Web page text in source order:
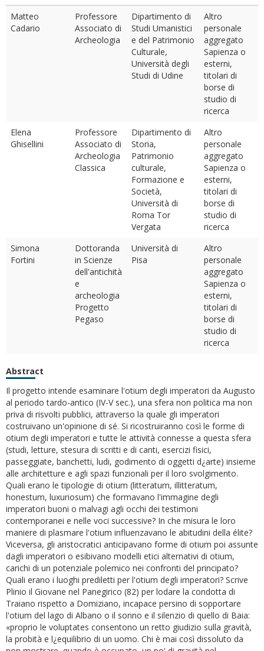
Matteo
Cadario
Professore
Associato di
Archeologia
Dipartimento di
Studi Umanistici
e del Patrimonio
Culturale,
Università degli
Studi di Udine
Altro
personale
aggregato
Sapienza o
esterni,
titolari di
borse di
studio di
ricerca
Elena
Ghisellini
Professore
Associato di
Archeologia
Classica
Dipartimento di
Storia,
Patrimonio
culturale,
Formazione e
Società,
Università di
Roma Tor
Vergata
Altro
personale
aggregato
Sapienza o
esterni,
titolari di
borse di
studio di
ricerca
Simona
Fortini
Dottoranda
in Scienze
dell'antichità
e
archeologia
Progetto
Pegaso
Università di
Pisa
Altro
personale
aggregato
Sapienza o
esterni,
titolari di
borse di
studio di
ricerca
Abstract
Il progetto intende esaminare l'otium degli imperatori da Augusto
al periodo tardo-antico (IV-V sec.), una sfera non politica ma non
priva di risvolti pubblici, attraverso la quale gli imperatori
costruivano un'opinione di sé. Si ricostruiranno così le forme di
otium degli imperatori e tutte le attività connesse a questa sfera
(studi, letture, stesura di scritti e di canti, esercizi fisici,
passeggiate, banchetti, ludi, godimento di oggetti d¿arte) insieme
alle architetture e agli spazi funzionali per il loro svolgimento.
Quali erano le tipologie di otium (litteratum, illitteratum,
honestum, luxuriosum) che formavano l'immagine degli
imperatori buoni o malvagi agli occhi dei testimoni
contemporanei e nelle voci successive? In che misura le loro
maniere di plasmare l'otium influenzavano le abitudini della élite?
Viceversa, gli aristocratici anticipavano forme di otium poi assunte
dagli imperatori o esibivano modelli etici alternativi di otium,
carichi di un potenziale polemico nei confronti del principato?
Quali erano i luoghi prediletti per l'otium degli imperatori? Scrive
Plinio il Giovane nel Panegirico (82) per lodare la condotta di
Traiano rispetto a Domiziano, incapace persino di sopportare
l'otium del lago di Albano o il sonno e il silenzio di quello di Baia:
«proprio le voluptates consentono un retto giudizio sulla gravità,
la probità e l¿equilibrio di un uomo. Chi è mai così dissoluto da